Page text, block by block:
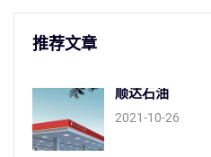
推荐文章
顺达石油
2021-10-26